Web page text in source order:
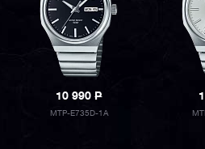
10 990P
MTP-E735D-1A